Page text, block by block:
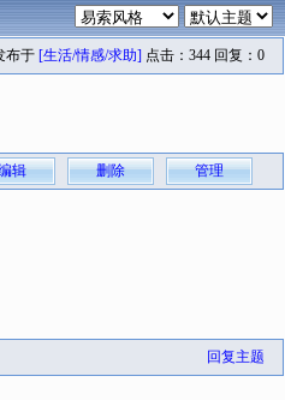
布于 [生活/情感/求助] 点击：344 回复：0
辑 删除 管理
回复主题